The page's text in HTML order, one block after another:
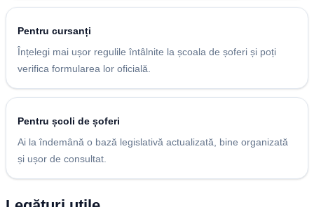
Pentru cursanți
Înțelegi mai ușor regulile întâlnite la școala de șoferi și poți
verifica formularea lor oficială.
Pentru școli de șoferi
Ai la îndemână o bază legislativă actualizată, bine organizată
și ușor de consultat.